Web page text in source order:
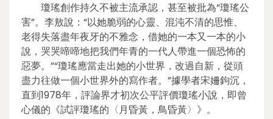
瓊瑤創作持久不被主流承認，甚至被批為“瓊瑤公
害”。李敖說：“以她脆弱的心靈、混沌不清的思惟、
老得失落盡年夜牙的不雅念，借她的一本又一本的小
說，哭哭啼啼地把我們年青的一代人帶進一個恐怖的
惡夢。”“瓊瑤應當走出她的小世界，改過自新，從頭
盡力往做一個小世界外的寫作者。”據學者宋姍鉤沉，
直到1978年，評論界才初次公平評價瓊瑤小說，即曾
心儀的《試評瓊瑤的〈月昏黃，鳥昏黃〉》。